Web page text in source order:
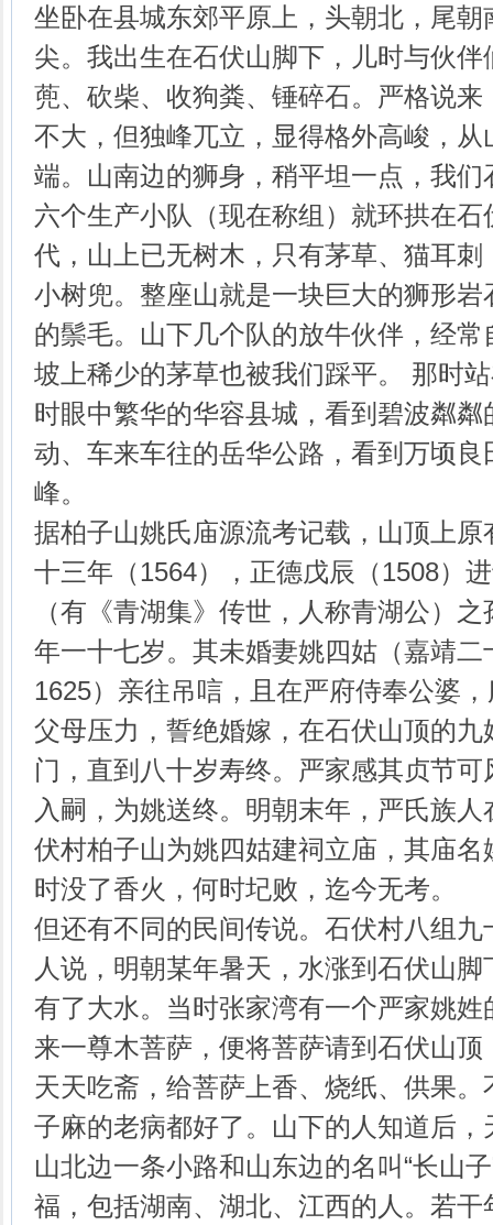
坐卧在县城东郊平原上，头朝北，尾
尖。我出生在石伏山脚下，儿时与伙
蔸、砍柴、收狗粪、锤碎石。严格说
不大，但独峰兀立，显得格外高峻，
端。山南边的狮身，稍平坦一点，我
六个生产小队（现在称组）就环拱在
代，山上已无树木，只有茅草、猫耳
小树兜。整座山就是一块巨大的狮形
的鬃毛。山下几个队的放牛伙伴，经
坡上稀少的茅草也被我们踩平。 那时
时眼中繁华的华容县城，看到碧波粼
动、车来车往的岳华公路，看到万顷
峰。
据柏子山姚氏庙源流考记载，山顶上
十三年（1564），正德戊辰（1508）
（有《青湖集》传世，人称青湖公）
年一十七岁。其未婚妻姚四姑（嘉靖
1625）亲往吊唁，且在严府侍奉公婆
父母压力，誓绝婚嫁，在石伏山顶的
门，直到八十岁寿终。严家感其贞节
入嗣，为姚送终。明朝末年，严氏族
伏村柏子山为姚四姑建祠立庙，其庙
时没了香火，何时圮败，迄今无考。
但还有不同的民间传说。石伏村八组
人说，明朝某年暑天，水涨到石伏山
有了大水。当时张家湾有一个严家姚
来一尊木菩萨，便将菩萨请到石伏山
天天吃斋，给菩萨上香、烧纸、供果
子麻的老病都好了。山下的人知道后
山北边一条小路和山东边的名叫“长山
福，包括湖南、湖北、江西的人。若